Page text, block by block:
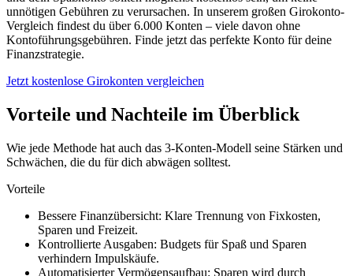
unnötigen Gebühren zu verursachen. In unserem großen Girokonto-
Vergleich findest du über 6.000 Konten – viele davon ohne
Kontoführungsgebühren. Finde jetzt das perfekte Konto für deine
Finanzstrategie.
Jetzt kostenlose Girokonten vergleichen
Vorteile und Nachteile im Überblick
Wie jede Methode hat auch das 3-Konten-Modell seine Stärken und
Schwächen, die du für dich abwägen solltest.
Vorteile
Bessere Finanzübersicht: Klare Trennung von Fixkosten,
Sparen und Freizeit.
Kontrollierte Ausgaben: Budgets für Spaß und Sparen
verhindern Impulskäufe.
Automatisierter Vermögensaufbau: Sparen wird durch